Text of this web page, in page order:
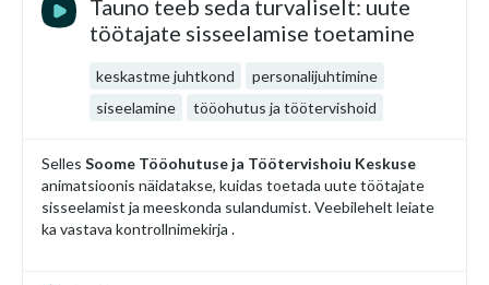
Tauno teeb seda turvaliselt: uute
töötajate sisseelamise toetamine
keskastme juhtkond
personalijuhtimine
siseelamine
tööohutus ja töötervishoid
Selles Soome Tööohutuse ja Töötervishoiu Keskuse
animatsioonis näidatakse, kuidas toetada uute töötajate
sisseelamist ja meeskonda sulandumist. Veebilehelt leiate
ka vastava kontrollnimekirja .